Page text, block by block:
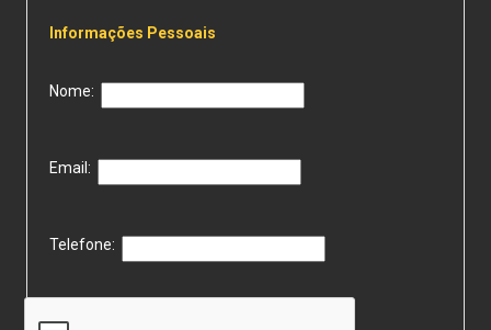
Informações Pessoais
Nome:
Email:
Telefone: